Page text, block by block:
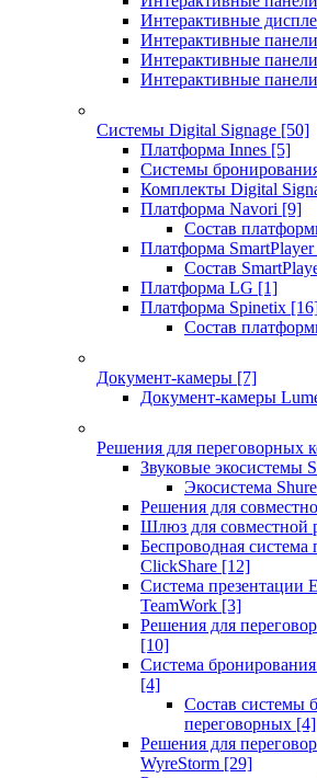
Интерактивные
Интерактивные
Интерактивные
Интерактивные
Системы Digital Signage [50]
Платформа Innes [5]
Системы
Комплекты Digital
Платформа Navori [9]
Состав
Платформа SmartPlayer
Состав
Платформа LG [1]
Платформа Spinetix
Состав
Документ-камеры [7]
Документ-камеры
Решения для переговорных
Звуковые экосистемы
Экосистема
Решения для
Шлюз для совместной
Беспроводная система
ClickShare [12]
Система презентации
TeamWork [3]
Решения для
[10]
Система
[4]
Состав системы
переговорных [4]
Решения для
WyreStorm [29]